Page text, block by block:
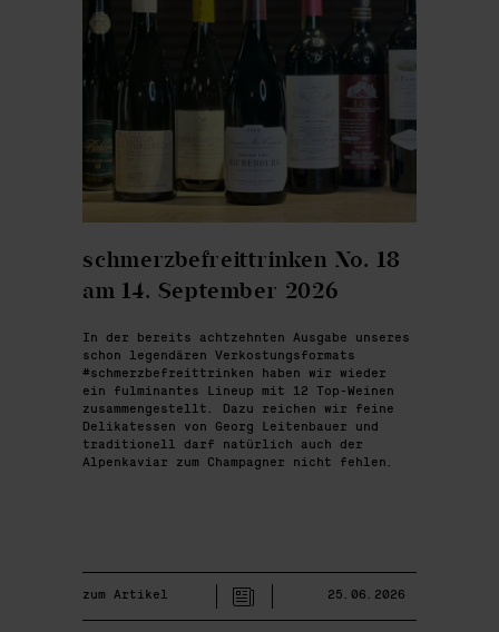
schmerzbefreittrinken No. 18
am 14. September 2026
In der bereits achtzehnten Ausgabe unseres
schon legendären Verkostungsformats
#schmerzbefreittrinken haben wir wieder
ein fulminantes Lineup mit 12 Top-Weinen
zusammengestellt. Dazu reichen wir feine
Delikatessen von Georg Leitenbauer und
traditionell darf natürlich auch der
Alpenkaviar zum Champagner nicht fehlen.
zum Artikel 25.06.2026